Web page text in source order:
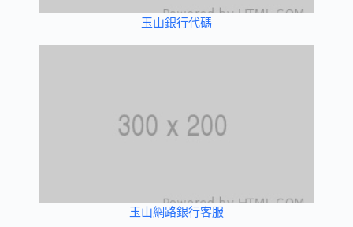
玉山銀行代碼
玉山網路銀行客服